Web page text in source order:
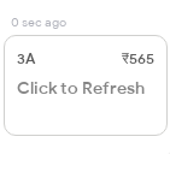
0 sec ago
3A ₹565
Click to Refresh